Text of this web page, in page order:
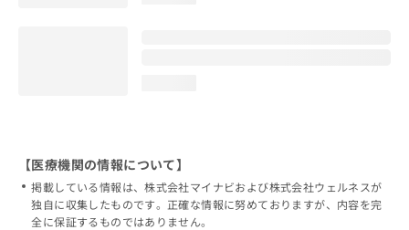
【医療機関の情報について】
掲載している情報は、株式会社マイナビおよび株式会社ウェルネスが
独自に収集したものです。正確な情報に努めておりますが、内容を完
全に保証するものではありません。